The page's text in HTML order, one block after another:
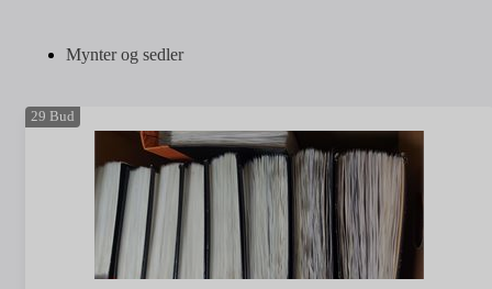
Mynter og sedler
29 Bud